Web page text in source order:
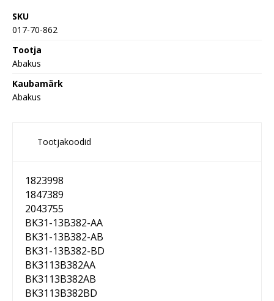
SKU
017-70-862
Tootja
Abakus
Kaubamärk
Abakus
Tootjakoodid
1823998
1847389
2043755
BK31-13B382-AA
BK31-13B382-AB
BK31-13B382-BD
BK3113B382AA
BK3113B382AB
BK3113B382BD